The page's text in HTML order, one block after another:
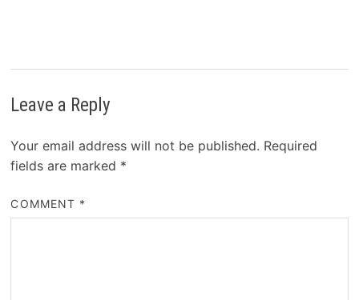
Leave a Reply
Your email address will not be published. Required
fields are marked *
COMMENT *